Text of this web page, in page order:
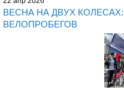
ВЕСНА НА ДВУХ
ВЕЛОПРОБЕГОВ